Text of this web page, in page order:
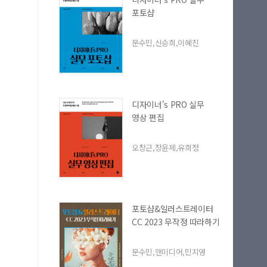
포토샵
문수민,신승희,이혜진
디자이너's PRO 실무
영상 편집
오창근,장윤제,유희정
포토샵&일러스트레이터
CC 2023 무작정 따라하기
문수민,앤미디어,민지영